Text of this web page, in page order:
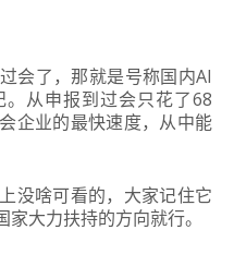
会了，那就是号称国内AI
从申报到过会只花了68
企业的最快速度，从中能
没啥可看的，大家记住它
大力扶持的方向就行。